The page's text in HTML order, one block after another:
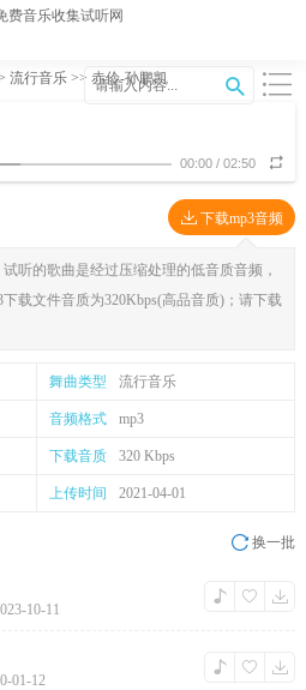
流行音乐>> 赤伶-孙鹏凯
00:00 /02:50
下载mp3音频
听的歌曲是经过压缩处理的低音质音频，
载文件音质为320Kbps(高品音质)；请下载
舞曲类型 流行音乐
音频格式 mp3
下载音质 320 Kbps
上传时间 2021-04-01
换一批
10-11
01-12